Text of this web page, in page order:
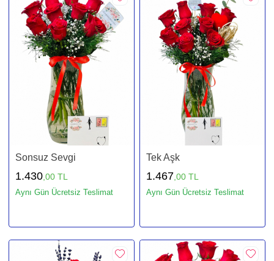
Sonsuz Sevgi
1.430,00 TL
Aynı Gün Ücretsiz Teslimat
Tek Aşk
1.467,00 TL
Aynı Gün Ücretsiz Teslimat